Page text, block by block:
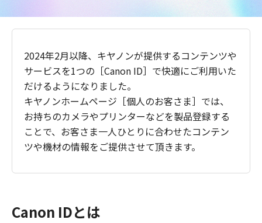
2024年2月以降、キヤノンが提供するコンテンツや
サービスを1つの［Canon ID］で快適にご利用いた
だけるようになりました。
キヤノンホームページ［個人のお客さま］では、
お持ちのカメラやプリンターなどを製品登録する
ことで、お客さま一人ひとりに合わせたコンテン
ツや機材の情報をご提供させて頂きます。
Canon IDとは